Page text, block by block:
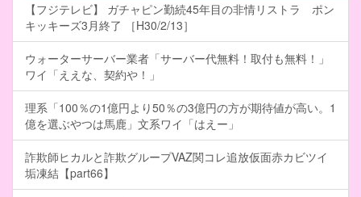
【フジテレビ】 ガチャピン勤続45年目の非情リストラ ポン
キッキーズ3月終了 ［H30/2/13］
ウォーターサーバー業者「サーバー代無料！取付も無料！」
ワイ「ええな、契約や！」
理系「100％の1億円より50％の3億円の方が期待値が高い。1
億を選ぶやつは馬鹿」文系ワイ「はえー」
詐欺師ヒカルと詐欺グループVAZ関コレ追放仮面赤カビツイ
垢凍結【part66】